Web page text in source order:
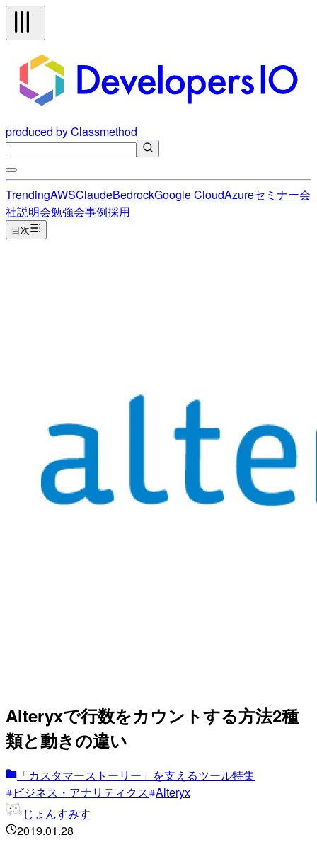
produced by Classmethod
TrendingAWSClaudeBedrockGoogle CloudAzureセミナー会
社説明会勉強会事例採用
目次
Alteryxで行数をカウントする方法2種
類と動きの違い
「カスタマーストーリー」を支えるツール特集
ビジネス・アナリティクス Alteryx
じょんすみす
2019.01.28